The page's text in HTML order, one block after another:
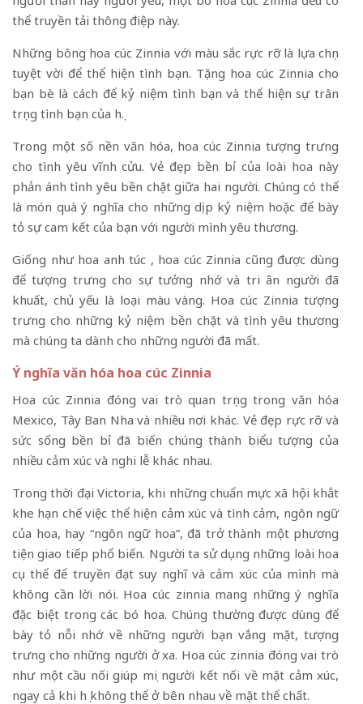
thể truyền tải thông điệp này.
Những bông hoa cúc Zinnia với màu sắc rực rỡ là lựa chọn
tuyệt vời để thể hiện tình bạn. Tặng hoa cúc Zinnia cho
bạn bè là cách để kỷ niệm tình bạn và thể hiện sự trân
trọng tình bạn của họ.
Trong một số nền văn hóa, hoa cúc Zinnia tượng trưng
cho tình yêu vĩnh cửu. Vẻ đẹp bền bỉ của loài hoa này
phản ánh tình yêu bền chặt giữa hai người. Chúng có thể
là món quà ý nghĩa cho những dịp kỷ niệm hoặc để bày
tỏ sự cam kết của bạn với người mình yêu thương.
Giống như hoa anh túc , hoa cúc Zinnia cũng được dùng
để tượng trưng cho sự tưởng nhớ và tri ân người đã
khuất, chủ yếu là loại màu vàng. Hoa cúc Zinnia tượng
trưng cho những kỷ niệm bền chặt và tình yêu thương
mà chúng ta dành cho những người đã mất.
Ý nghĩa văn hóa hoa cúc Zinnia
Hoa cúc Zinnia đóng vai trò quan trọng trong văn hóa
Mexico, Tây Ban Nha và nhiều nơi khác. Vẻ đẹp rực rỡ và
sức sống bền bỉ đã biến chúng thành biểu tượng của
nhiều cảm xúc và nghi lễ khác nhau.
Trong thời đại Victoria, khi những chuẩn mực xã hội khắt
khe hạn chế việc thể hiện cảm xúc và tình cảm, ngôn ngữ
của hoa, hay “ngôn ngữ hoa”, đã trở thành một phương
tiện giao tiếp phổ biến. Người ta sử dụng những loài hoa
cụ thể để truyền đạt suy nghĩ và cảm xúc của mình mà
không cần lời nói. Hoa cúc zinnia mang những ý nghĩa
đặc biệt trong các bó hoa. Chúng thường được dùng để
bày tỏ nỗi nhớ về những người bạn vắng mặt, tượng
trưng cho những người ở xa. Hoa cúc zinnia đóng vai trò
như một cầu nối giúp mọi người kết nối về mặt cảm xúc,
ngay cả khi họ không thể ở bên nhau về mặt thể chất.